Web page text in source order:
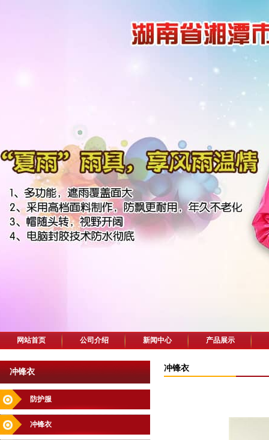
网站首页 公司介绍 新闻中心 产品展示
冲锋衣
防护服
冲锋衣
冲锋衣